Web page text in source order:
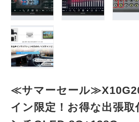
≪サマーセール
イン限定！お得な出張取